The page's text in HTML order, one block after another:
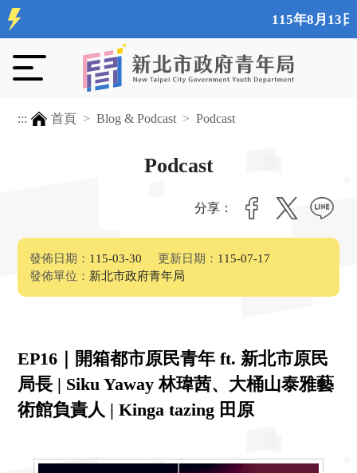
115年8月13
::: 首頁 Blog & Podcast Podcast
Podcast
分享：
發佈日期： 115-03-30 更新日期： 115-07-17
發佈單位： 新北市政府青年局
EP16｜開箱都市原民青年 ft. 新北市原民
局長 | Siku Yaway 林瑋茜、大桶山泰雅藝
術館負責人 | Kinga tazing 田原